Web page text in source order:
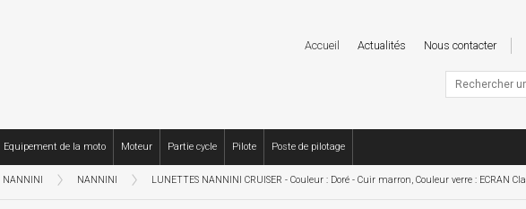
Equipement de la moto Moteur Partie cycle Pilote Poste de pilotage
Accueil Actualités Nous contacter
NANNINI NANNINI LUNETTES NANNINI CRUISER - Couleur : Doré - Cuir marron, Couleur verre : ECRAN